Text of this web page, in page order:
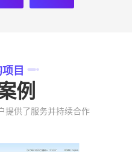
目
例
提供了服务并持续合作